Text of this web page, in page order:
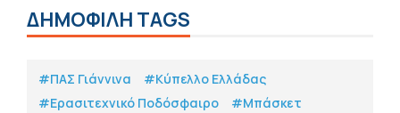
ΔΗΜΟΦΙΛΗ TAGS
#ΠΑΣ Γιάννινα
#Κύπελλο Ελλάδας
#Eρασιτεχνικό Ποδόσφαιρο
#Μπάσκετ